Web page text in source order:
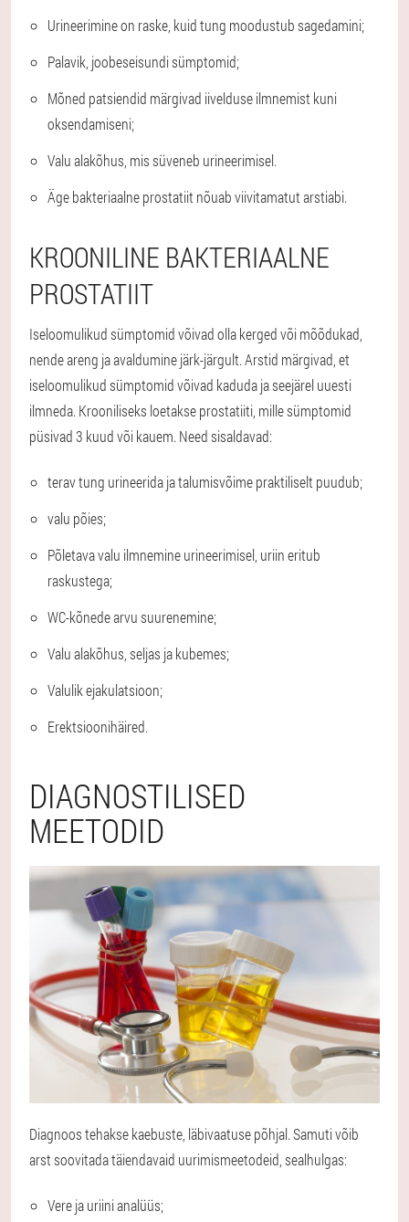
Urineerimine on raske, kuid tung moodustub sagedamini;
Palavik, joobeseisundi sümptomid;
Mõned patsiendid märgivad iivelduse ilmnemist kuni
oksendamiseni;
Valu alakõhus, mis süveneb urineerimisel.
Äge bakteriaalne prostatiit nõuab viivitamatut arstiabi.
KROONILINE BAKTERIAALNE
PROSTATIIT
Iseloomulikud sümptomid võivad olla kerged või mõõdukad,
nende areng ja avaldumine järk-järgult. Arstid märgivad, et
iseloomulikud sümptomid võivad kaduda ja seejärel uuesti
ilmneda. Krooniliseks loetakse prostatiiti, mille sümptomid
püsivad 3 kuud või kauem. Need sisaldavad:
terav tung urineerida ja talumisvõime praktiliselt puudub;
valu põies;
Põletava valu ilmnemine urineerimisel, uriin eritub
raskustega;
WC-kõnede arvu suurenemine;
Valu alakõhus, seljas ja kubemes;
Valulik ejakulatsioon;
Erektsioonihäired.
DIAGNOSTILISED
MEETODID
Diagnoos tehakse kaebuste, läbivaatuse põhjal. Samuti võib
arst soovitada täiendavaid uurimismeetodeid, sealhulgas:
Vere ja uriini analüüs;